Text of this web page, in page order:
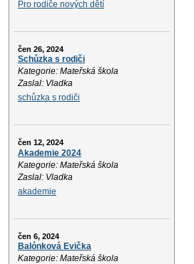
Pro rodiče nových dětí
čen 26, 2024
Schůzka s rodiči
Kategorie: Mateřská škola
Zaslal: Vladka
schůzka s rodiči
čen 12, 2024
Akademie 2024
Kategorie: Mateřská škola
Zaslal: Vladka
akademie
čen 6, 2024
Balónková Evička
Kategorie: Mateřská škola